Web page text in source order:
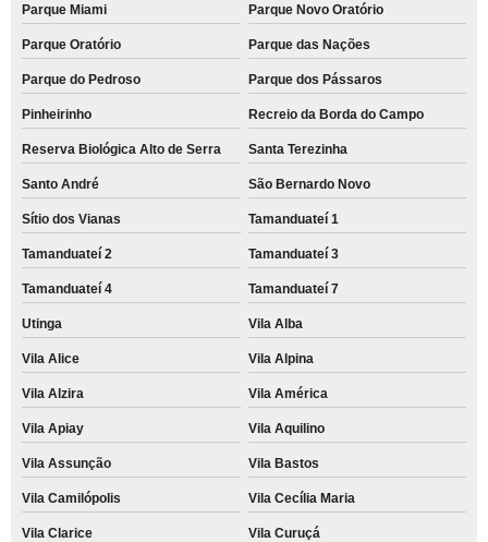
Parque Miami Parque Novo Oratório
Parque Oratório Parque das Nações
Parque do Pedroso Parque dos Pássaros
Pinheirinho Recreio da Borda do Campo
Reserva Biológica Alto de Serra Santa Terezinha
Santo André São Bernardo Novo
Sítio dos Vianas Tamanduateí 1
Tamanduateí 2 Tamanduateí 3
Tamanduateí 4 Tamanduateí 7
Utinga Vila Alba
Vila Alice Vila Alpina
Vila Alzira Vila América
Vila Apiay Vila Aquilino
Vila Assunção Vila Bastos
Vila Camilópolis Vila Cecília Maria
Vila Clarice Vila Curuçá